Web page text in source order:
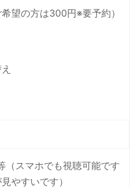
望の方は300円※要予約）
（スマホでも視聴可能です
やすいです）